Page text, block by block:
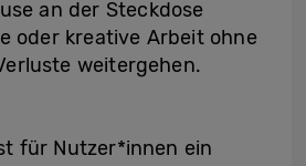
an der Steckdose
oder kreative Arbeit ohne
weitergehen.
für Nutzer*innen ein